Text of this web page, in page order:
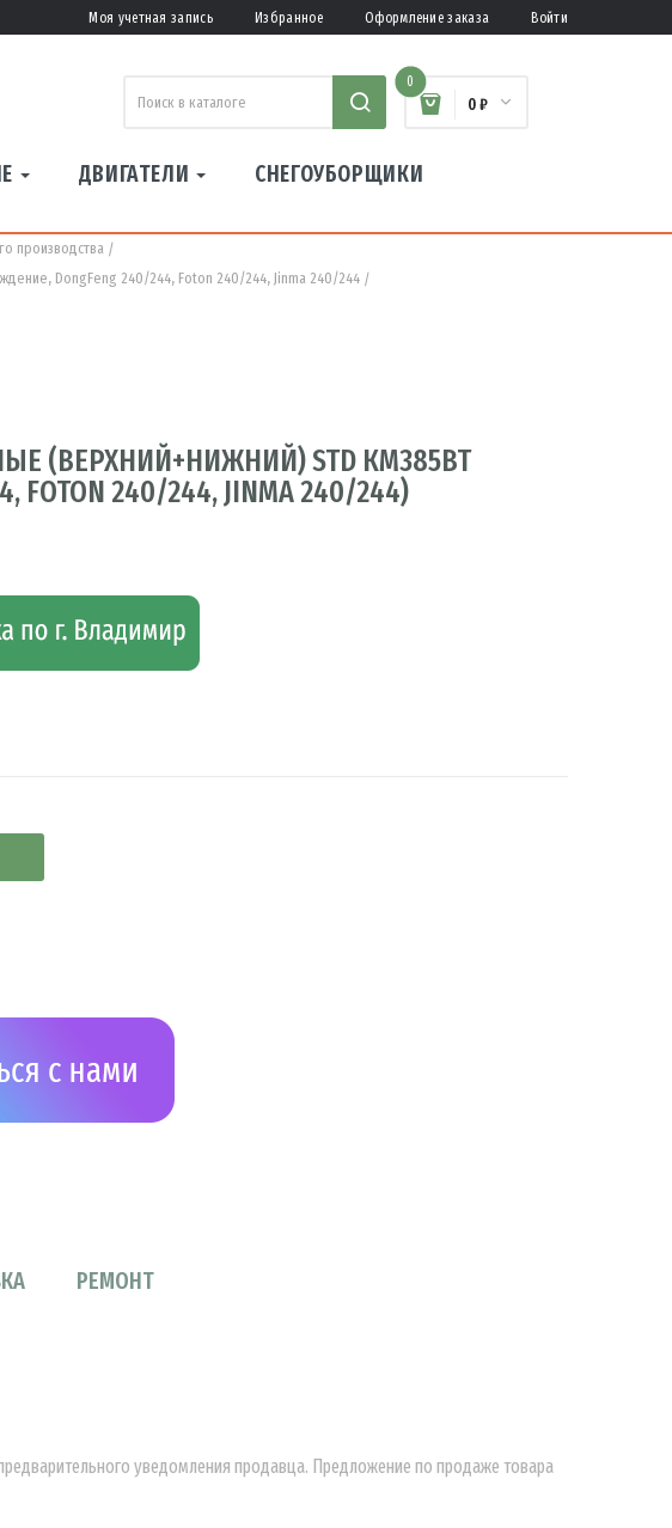
Моя учетная запись Избранное Оформление заказа Войти
0
0 ₽
ДВИГАТЕЛИ СНЕГОУБОРЩИКИ
производства
DongFeng 240/244, Foton 240/244, Jinma 240/244
(ВЕРХНИЙ+НИЖНИЙ) STD КМ385ВТ
FOTON 240/244, JINMA 240/244)
РЕМОНТ
уведомления продавца. Предложение по продаже товара